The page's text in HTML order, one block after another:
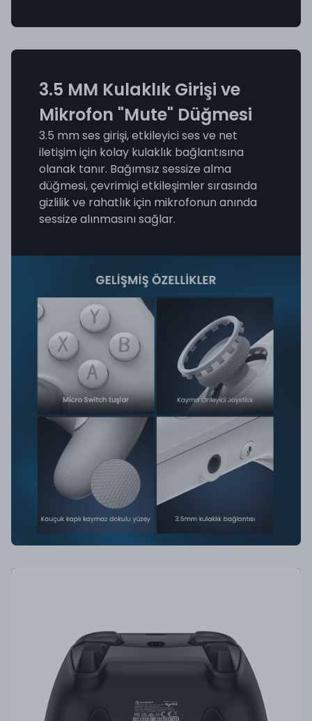
3.5 MM Kulaklık Girişi ve
Mikrofon "Mute" Düğmesi
3.5 mm ses girişi, etkileyici ses ve net
iletişim için kolay kulaklık bağlantısına
olanak tanır. Bağımsız sessize alma
düğmesi, çevrimiçi etkileşimler sırasında
gizlilik ve rahatlık için mikrofonun anında
sessize alınmasını sağlar.